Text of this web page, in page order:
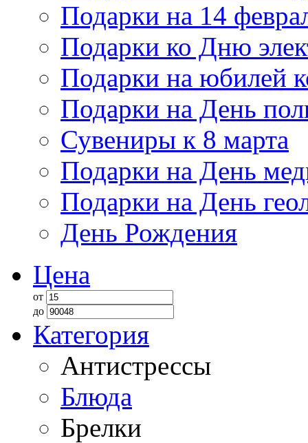
Подарки на 14
Подарки ко Дню
Подарки на юбилей
Подарки на День
Сувениры к 8 марта
Подарки на День
Подарки на День
День Рождения
Цена
от
до
Категория
Антистрессы
Блюда
Брелки